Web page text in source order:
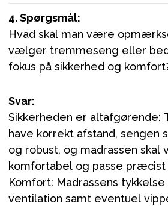
4. Spørgsmål:
Hvad skal man være
vælger tremmeseng eller
fokus på sikkerhed og
Svar:
Sikkerheden er altafgørende:
have korrekt afstand, sengen
og robust, og madrassen
komfortabel og passe præcist
Komfort: Madrassens
ventilation samt eventuel